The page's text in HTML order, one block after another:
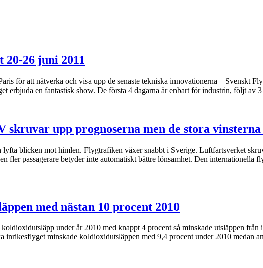
26 juni 2011
för att nätverka och visa upp de senaste tekniska innovationerna – Svenskt
erbjuda en fantastisk show. De första 4 dagarna är enbart för industrin, följt av
upp prognoserna men de stora
blicken mot himlen. Flygtrafiken växer snabbt i Sverige. Luftfartsverket
fler passagerare betyder inte automatiskt bättre lönsamhet. Den
med nästan 10 procent 2010
under år 2010 med knappt 4 procent så minskade utsläppen
inrikesflyget minskade koldioxidutsläppen med 9,4 procent under 2010 medan